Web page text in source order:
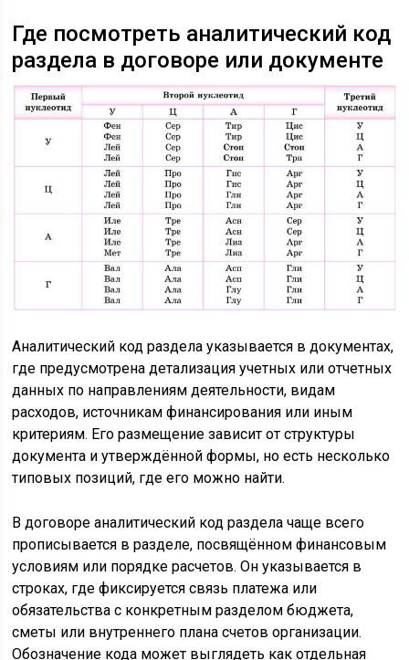
Где посмотреть аналитический код
раздела в договоре или документе
Аналитический код раздела указывается в документах,
где предусмотрена детализация учетных или отчетных
данных по направлениям деятельности, видам
расходов, источникам финансирования или иным
критериям. Его размещение зависит от структуры
документа и утверждённой формы, но есть несколько
типовых позиций, где его можно найти.
В договоре аналитический код раздела чаще всего
прописывается в разделе, посвящённом финансовым
условиям или порядке расчетов. Он указывается в
строках, где фиксируется связь платежа или
обязательства с конкретным разделом бюджета,
сметы или внутреннего плана счетов организации.
Обозначение кода может выглядеть как отдельная